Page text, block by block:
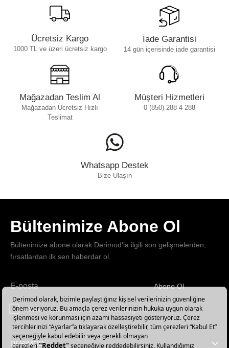
Ücretsiz Kargo
1000 TL ve üzeri ücretsiz kargo
İade Garantisi
14 gün içerisinde iade garantisi
Mağazadan Teslim Al
Mağazadan Ücretsiz Hızlı
Teslimat
Müşteri Hizmetleri
0 (850) 288 4 288
Whatsapp Destek
Bize Ulaşın
Bültenimize Abone Ol
Bültenimize abone olarak Derimod’la ilgili son gelişmelerden,
fırsatlardan ilk sen haberdar ol.
Haber
bültenimize
abone
olun!
Abone Ol
E-Bülten üyelik koşullarını kabul ediyorum.
DERİMOD